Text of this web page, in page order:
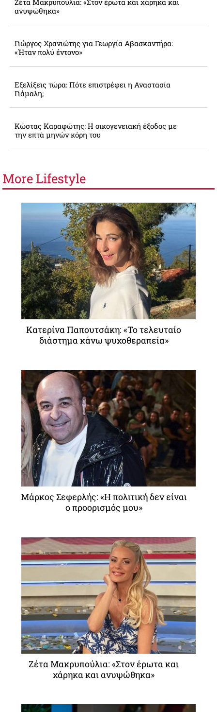
Ζέτα Μακρυπούλια: «Στον έρωτα και χάρηκα και
ανυψώθηκα»
Γιώργος Χρανιώτης για Γεωργία Αβασκαντήρα:
«Ήταν πολύ έντονο»
Εξελίξεις τώρα: Πότε επιστρέφει η Αναστασία
Γιάμαλη;
Κώστας Καραφώτης: Η οικογενειακή έξοδος με
την επτά μηνών κόρη του
More Lifestyle
Κατερίνα Παπουτσάκη: «Το τελευταίο
διάστημα κάνω ψυχοθεραπεία»
Μάρκος Σεφερλής: «Η πολιτική δεν είναι
ο προορισμός μου»
Ζέτα Μακρυπούλια: «Στον έρωτα και
χάρηκα και ανυψώθηκα»